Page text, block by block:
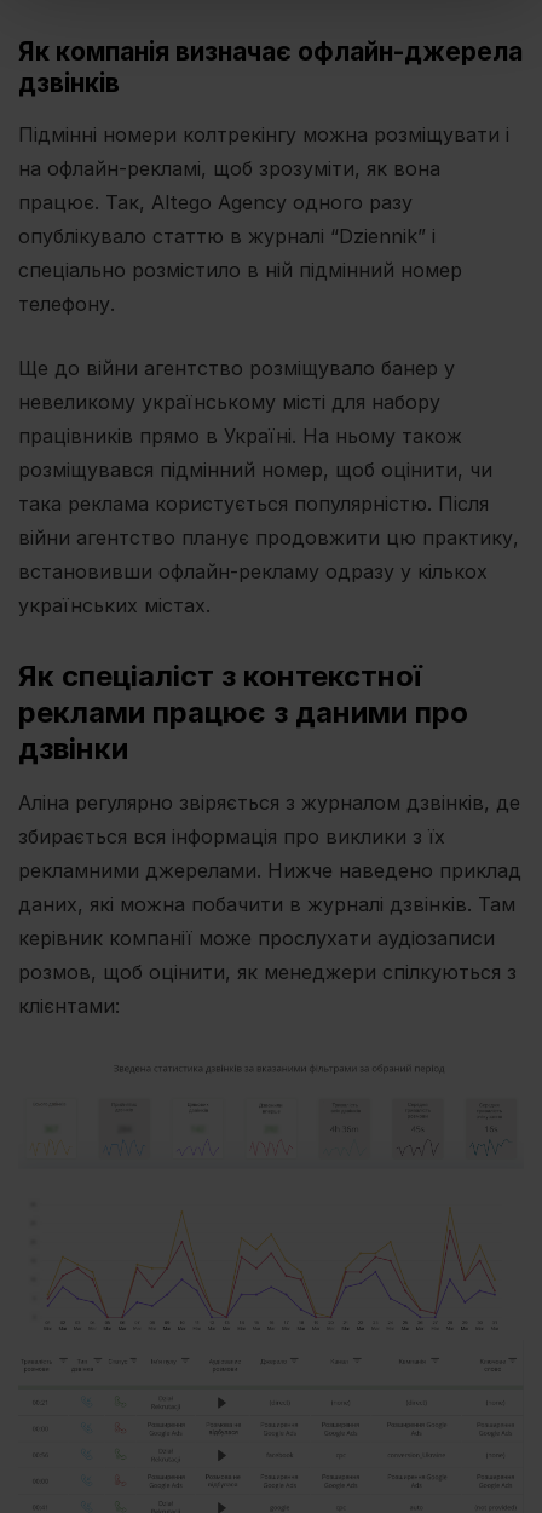
Як компанія визначає офлайн-джерела
дзвінків
Підмінні номери колтрекінгу можна розміщувати і
на офлайн-рекламі, щоб зрозуміти, як вона
працює. Так, Altego Agency одного разу
опублікувало статтю в журналі “Dziennik” і
спеціально розмістило в ній підмінний номер
телефону.
Ще до війни агентство розміщувало банер у
невеликому українському місті для набору
працівників прямо в Україні. На ньому також
розміщувався підмінний номер, щоб оцінити, чи
така реклама користується популярністю. Після
війни агентство планує продовжити цю практику,
встановивши офлайн-рекламу одразу у кількох
українських містах.
Як спеціаліст з контекстної
реклами працює з даними про
дзвінки
Аліна регулярно звіряється з журналом дзвінків, де
збирається вся інформація про виклики з їх
рекламними джерелами. Нижче наведено приклад
даних, які можна побачити в журналі дзвінків. Там
керівник компанії може прослухати аудіозаписи
розмов, щоб оцінити, як менеджери спілкуються з
клієнтами: